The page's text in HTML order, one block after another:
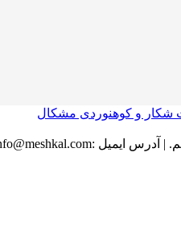
| آدرس ایمیل :